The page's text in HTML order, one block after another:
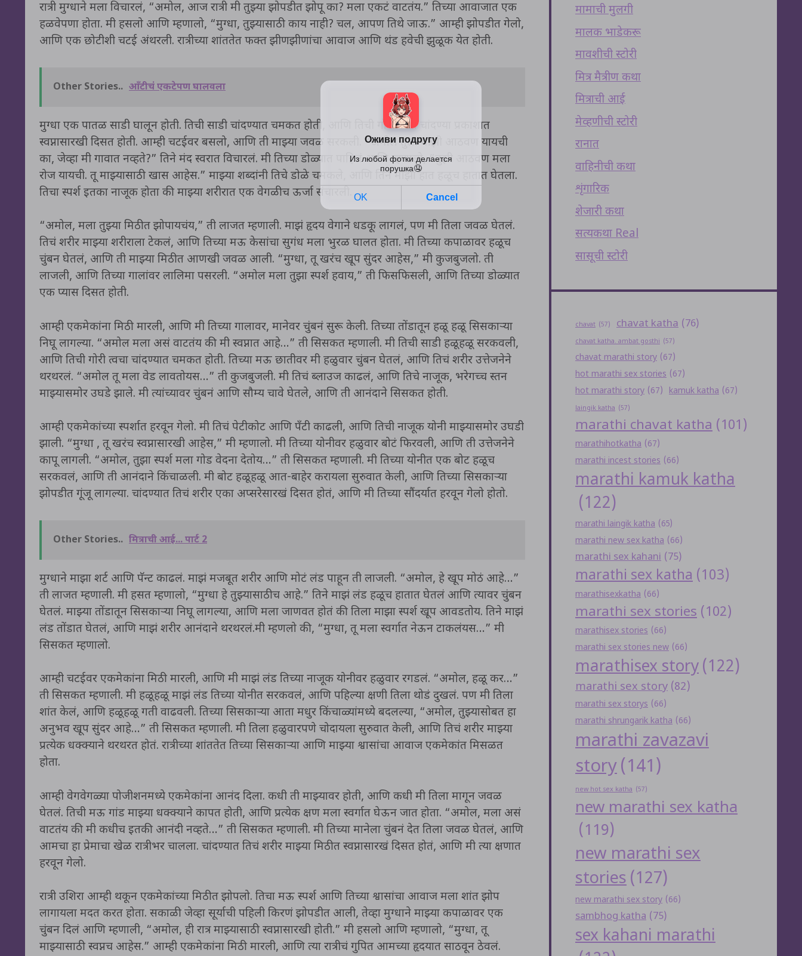
रात्री मुग्धाने मला विचारलं, “अमोल, आज रात्री मी तुझ्या झोपडीत झोपू का? मला एकटं वाटतंय.” तिच्या आवाजात एक
हळवेपणा होता. मी हसलो आणि म्हणालो, “मुग्धा, तुझ्यासाठी काय नाही? चल, आपण तिथे जाऊ.” आम्ही झोपडीत गेलो,
आणि एक छोटीशी चटई अंथरली. रात्रीच्या शांततेत फक्त झीणझीणांचा आवाज आणि थंड हवेची झुळूक येत होती.
Other Stories.. ऑंटीचं एकटेपण घालवला
मुग्धा एक पातळ साडी घालून होती. तिची साडी चांदण्यात चमकत होती, आणि तिची गोरी त्वचा चांदण्या प्रकाशात
स्वप्नासारखी दिसत होती. आम्ही चटईवर बसलो, आणि ती माझ्या जवळ सरकली. “अमोल तुला माझी आठवण यायची
का, जेव्हा मी गावात नव्हते?” तिने मंद स्वरात विचारलं. मी तिच्या डोळ्यात पाहिलं आणि म्हणालो, “तुझी आठवण मला
रोज यायची. तू माझ्यासाठी खास आहेस.” माझ्या शब्दांनी तिचे डोळे चमकले, आणि तिने माझा हात हळूच हातात घेतला.
तिचा स्पर्श इतका नाजूक होता की माझ्या शरीरात एक वेगळीच ऊर्जा संचारली.
“अमोल, मला तुझ्या मिठीत झोपायचंय,” ती लाजत म्हणाली. माझं हृदय वेगाने धडकू लागलं, पण मी तिला जवळ घेतलं.
तिचं शरीर माझ्या शरीराला टेकलं, आणि तिच्या मऊ केसांचा सुगंध मला भुरळ घालत होता. मी तिच्या कपाळावर हळूच
चुंबन घेतलं, आणि ती माझ्या मिठीत आणखी जवळ आली. “मुग्धा, तू खरंच खूप सुंदर आहेस,” मी कुजबुजलो. ती
लाजली, आणि तिच्या गालांवर लालिमा पसरली. “अमोल मला तुझा स्पर्श हवाय,” ती फिसफिसली, आणि तिच्या डोळ्यात
एक प्यास दिसत होती.
आम्ही एकमेकांना मिठी मारली, आणि मी तिच्या गालावर, मानेवर चुंबनं सुरू केली. तिच्या तोंडातून हळू हळू सिसकाऱ्या
निघू लागल्या. “अमोल मला असं वाटतंय की मी स्वप्नात आहे…” ती सिसकत म्हणाली. मी तिची साडी हळूहळू सरकवली,
आणि तिची गोरी त्वचा चांदण्यात चमकत होती. तिच्या मऊ छातीवर मी हळुवार चुंबन घेतलं, आणि तिचं शरीर उत्तेजनेने
थरथरलं. “अमोल तू मला वेड लावतोयस…” ती कुजबुजली. मी तिचं ब्लाउज काढलं, आणि तिचे नाजूक, भरेगच्च स्तन
माझ्यासमोर उघडे झाले. मी त्यांच्यावर चुंबनं आणि सौम्य चावे घेतले, आणि ती आनंदाने सिसकत होती.
आम्ही एकमेकांच्या स्पर्शात हरवून गेलो. मी तिचं पेटीकोट आणि पँटी काढली, आणि तिची नाजूक योनी माझ्यासमोर उघडी
झाली. “मुग्धा , तू खरंच स्वप्नासारखी आहेस,” मी म्हणालो. मी तिच्या योनीवर हळुवार बोटं फिरवली, आणि ती उत्तेजनेने
कापू लागली. “अमोल, तुझा स्पर्श मला गोड वेदना देतोय…” ती सिसकत म्हणाली. मी तिच्या योनीत एक बोट हळूच
सरकवलं, आणि ती आनंदाने किंचाळली. मी बोट हळूहळू आत-बाहेर करायला सुरुवात केली, आणि तिच्या सिसकाऱ्या
झोपडीत गूंजू लागल्या. चांदण्यात तिचं शरीर एका अप्सरेसारखं दिसत होतं, आणि मी तिच्या सौंदर्यात हरवून गेलो होतो.
Other Stories.. मित्राची आई... पार्ट 2
मुग्धाने माझा शर्ट आणि पॅन्ट काढलं. माझं मजबूत शरीर आणि मोटं लंड पाहून ती लाजली. “अमोल, हे खूप मोठं आहे…”
ती लाजत म्हणाली. मी हसत म्हणालो, “मुग्धा हे तुझ्यासाठीच आहे.” तिने माझं लंड हळूच हातात घेतलं आणि त्यावर चुंबन
घेतलं. माझ्या तोंडातून सिसकाऱ्या निघू लागल्या, आणि मला जाणवत होतं की तिला माझा स्पर्श खूप आवडतोय. तिने माझं
लंड तोंडात घेतलं, आणि माझं शरीर आनंदाने थरथरलं.मी म्हणलो की, “मुग्धा, तू मला स्वर्गात नेऊन टाकलंयस…” मी
सिसकत म्हणालो.
आम्ही चटईवर एकमेकांना मिठी मारली, आणि मी माझं लंड तिच्या नाजूक योनीवर हळुवार रगडलं. “अमोल, हळू कर…”
ती सिसकत म्हणाली. मी हळूहळू माझं लंड तिच्या योनीत सरकवलं, आणि पहिल्या क्षणी तिला थोडं दुखलं. पण मी तिला
शांत केलं, आणि हळूहळू गती वाढवली. तिच्या सिसकाऱ्या आता मधुर किंचाळ्यांमध्ये बदलल्या, “अमोल, तुझ्यासोबत हा
अनुभव खूप सुंदर आहे…” ती सिसकत म्हणाली. मी तिला हळुवारपणे चोदायला सुरुवात केली, आणि तिचं शरीर माझ्या
प्रत्येक धक्क्याने थरथरत होतं. रात्रीच्या शांततेत तिच्या सिसकाऱ्या आणि माझ्या श्वासांचा आवाज एकमेकांत मिसळत
होता.
आम्ही वेगवेगळ्या पोजीशनमध्ये एकमेकांना आनंद दिला. कधी ती माझ्यावर होती, आणि कधी मी तिला मागून जवळ
घेतलं. तिची मऊ गांड माझ्या धक्क्याने कापत होती, आणि प्रत्येक क्षण मला स्वर्गात घेऊन जात होता. “अमोल, मला असं
वाटतंय की मी कधीच इतकी आनंदी नव्हते…” ती सिसकत म्हणाली. मी तिच्या मानेला चुंबनं देत तिला जवळ घेतलं, आणि
आमचा हा प्रेमाचा खेळ रात्रीभर चालला. चांदण्यात तिचं शरीर माझ्या मिठीत स्वप्नासारखं दिसत होतं, आणि मी त्या क्षणात
हरवून गेलो.
रात्री उशिरा आम्ही थकून एकमेकांच्या मिठीत झोपलो. तिचा मऊ स्पर्श आणि तिच्या श्वासांचा आवाज मला शांत झोप
लागायला मदत करत होता. सकाळी जेव्हा सूर्याची पहिली किरणं झोपडीत आली, तेव्हा मुग्धाने माझ्या कपाळावर एक
चुंबन दिलं आणि म्हणाली, “अमोल, ही रात्र माझ्यासाठी स्वप्नासारखी होती.” मी हसलो आणि म्हणालो, “मुग्धा, तू
माझ्यासाठी स्वप्नच आहेस.” आम्ही एकमेकांना मिठी मारली, आणि त्या रात्रीचं गुपित आमच्या हृदयात साठवून ठेवलं.
मामाची मुलगी
मालक भाडेकरू
मावशीची स्टोरी
मित्र मैत्रीण कथा
मित्राची आई
मेव्हणीची स्टोरी
रानात
वाहिनीची कथा
शृंगारिक
शेजारी कथा
सत्यकथा Real
सासूची स्टोरी
chavat (57) chavat katha (76)
chavat katha. ambat gosthi (57)
chavat marathi story (67)
hot marathi sex stories (67)
hot marathi story (67) kamuk katha (67)
laingik katha (57)
marathi chavat katha (101)
marathihotkatha (67)
marathi incest stories (66)
marathi kamuk katha
(122)
marathi laingik katha (65)
marathi new sex katha (66)
marathi sex kahani (75)
marathi sex katha (103)
marathisexkatha (66)
marathi sex stories (102)
marathisex stories (66)
marathi sex stories new (66)
marathisex story (122)
marathi sex story (82)
marathi sex storys (66)
marathi shrungarik katha (66)
marathi zavazavi
story(141)
new hot sex katha (57)
new marathi sex katha
(119)
new marathi sex
stories(127)
new marathi sex story (66)
sambhog katha (75)
sex kahani marathi